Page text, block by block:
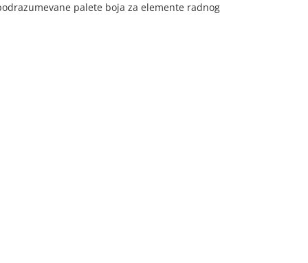
palete boja za elemente radnog